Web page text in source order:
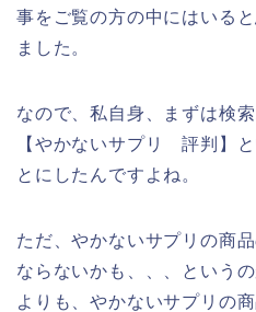
事をご覧の方の中にはいる
ました。
なので、私自身、まずは検
【やかないサプリ 評判】
とにしたんですよね。
ただ、やかないサプリの商
ならないかも、、、という
よりも、やかないサプリの